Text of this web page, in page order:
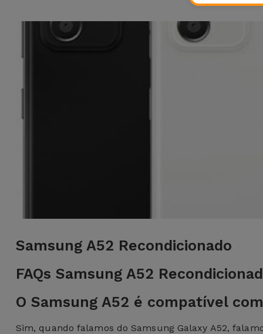
Samsung A52 Recondicionado
FAQs Samsung A52
O Samsung A52 é compatível
Sim, quando falamos do Samsung Galaxy A52,